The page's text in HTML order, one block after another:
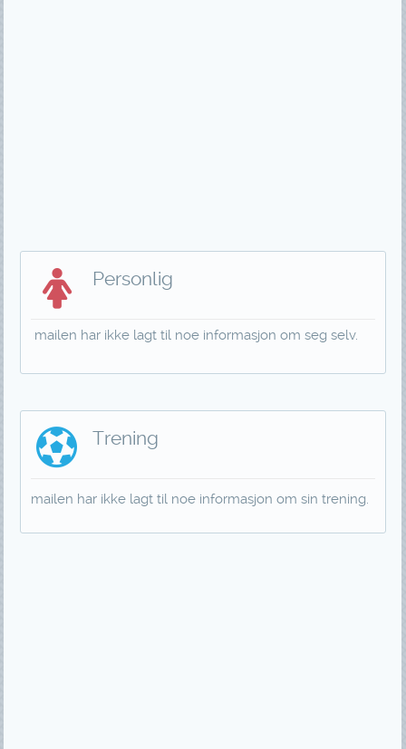
Personlig
mailen har ikke lagt til noe informasjon om seg selv.
Trening
mailen har ikke lagt til noe informasjon om sin trening.